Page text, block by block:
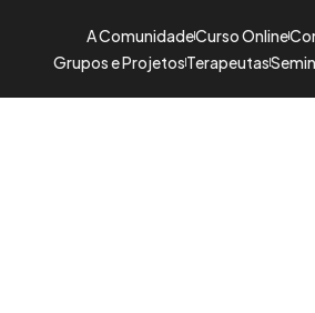
A ComunidadeCurso Online
Grupos e ProjetosTerapeutas